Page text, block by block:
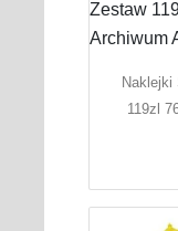
Naklejki
119zl